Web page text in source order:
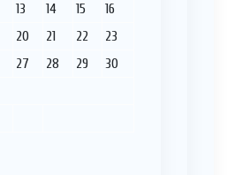
13 14 15
16
20 21 22
23
27 28 29
30